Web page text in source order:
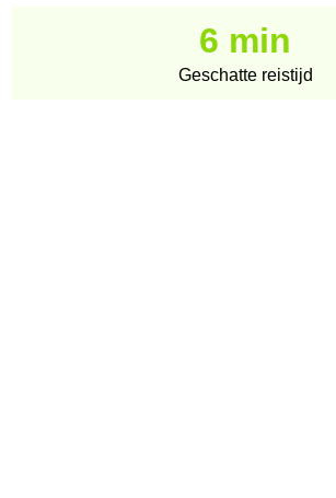
6 min
Geschatte reistijd